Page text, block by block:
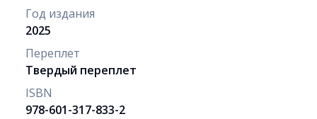
Год издания
2025
Переплет
Твердый переплет
ISBN
978-601-317-833-2